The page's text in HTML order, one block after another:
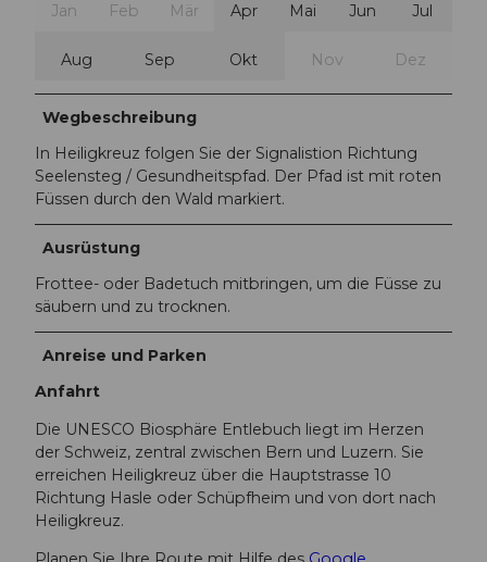
Jan Feb Mär Apr Mai Jun Jul
Aug Sep Okt Nov Dez
Wegbeschreibung
In Heiligkreuz folgen Sie der Signalistion Richtung
Seelensteg / Gesundheitspfad. Der Pfad ist mit roten
Füssen durch den Wald markiert.
Ausrüstung
Frottee- oder Badetuch mitbringen, um die Füsse zu
säubern und zu trocknen.
Anreise und Parken
Anfahrt
Die UNESCO Biosphäre Entlebuch liegt im Herzen
der Schweiz, zentral zwischen Bern und Luzern. Sie
erreichen Heiligkreuz über die Hauptstrasse 10
Richtung Hasle oder Schüpfheim und von dort nach
Heiligkreuz.